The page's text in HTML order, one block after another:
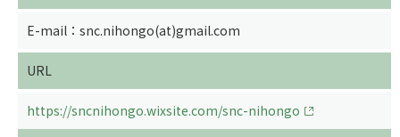
E-mail：snc.nihongo(at)gmail.com
URL
https://sncnihongo.wixsite.com/snc-nihongo